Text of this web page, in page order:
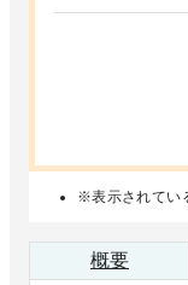
※表示されてい
概要